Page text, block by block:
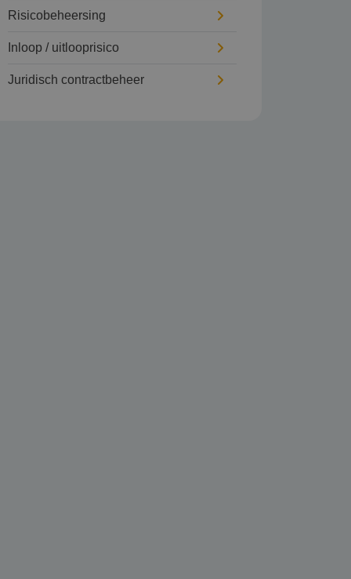
Risicobeheersing
Inloop / uitlooprisico
Juridisch contractbeheer